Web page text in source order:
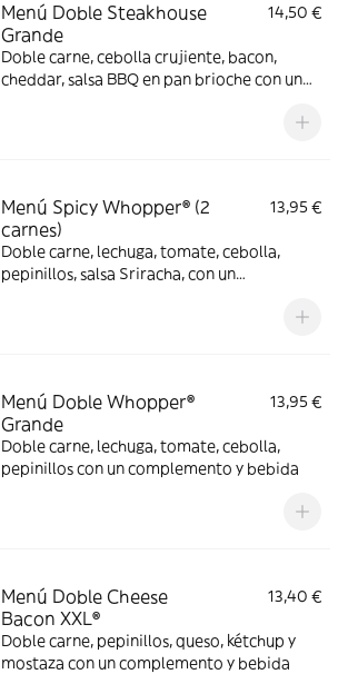
Menú Doble Steakhouse
Grande
14,50 €
Doble carne, cebolla crujiente, bacon,
cheddar, salsa BBQ en pan brioche con un
Menú Spicy Whopper® (2
carnes)
13,95 €
Doble carne, lechuga, tomate, cebolla,
pepinillos, salsa Sriracha, con un
Menú Doble Whopper®
Grande
13,95 €
Doble carne, lechuga, tomate, cebolla,
pepinillos con un complemento y bebida
Menú Doble Cheese
Bacon XXL®
13,40 €
Doble carne, pepinillos, queso, kétchup y
mostaza con un complemento y bebida